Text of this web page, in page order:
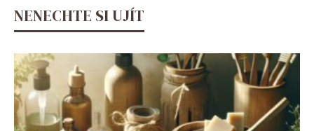
NENECHTE SI UJÍT